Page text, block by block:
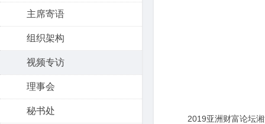
主席寄语
组织架构
视频专访
理事会
秘书处
2019亚洲财富论坛